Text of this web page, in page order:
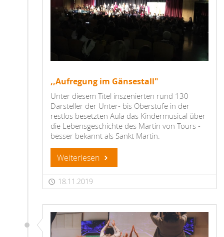
,,Aufregung im Gänsestall"
Unter diesem Titel inszenierten rund 130
Darsteller der Unter- bis Oberstufe in der
restlos besetzten Aula das Kindermusical über
die Lebensgeschichte des Martin von Tours -
besser bekannt als Sankt Martin.
Weiterlesen
18.11.2019